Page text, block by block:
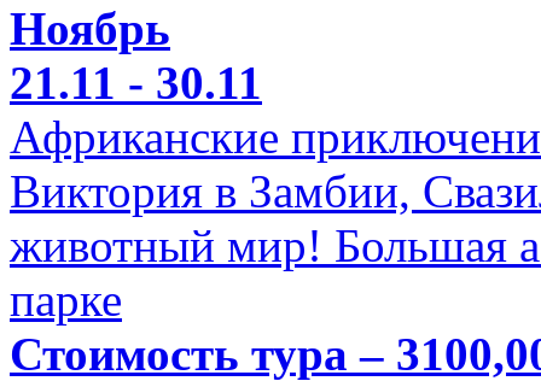
Ноябрь
21.11 - 30.11
Африканские
Виктория в Замбии,
животный мир! Большая
парке
Стоимость тура –